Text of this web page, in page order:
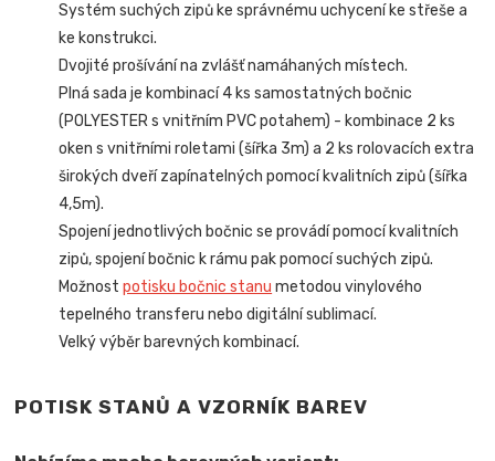
Systém suchých zipů ke správnému uchycení ke střeše a
ke konstrukci.
Dvojité prošívání na zvlášť namáhaných místech.
Plná sada je kombinací 4 ks samostatných bočnic
(POLYESTER s vnitřním PVC potahem) - kombinace 2 ks
oken s vnitřními roletami (šířka 3m) a 2 ks rolovacích extra
širokých dveří zapínatelných pomocí kvalitních zipů (šířka
4,5m).
Spojení jednotlivých bočnic se provádí pomocí kvalitních
zipů, spojení bočnic k rámu pak pomocí suchých zipů.
Možnostpotisku bočnic stanu metodou vinylového
tepelného transferu nebo digitální sublimací.
Velký výběr barevných kombinací.
POTISK STANŮ A VZORNÍK BAREV